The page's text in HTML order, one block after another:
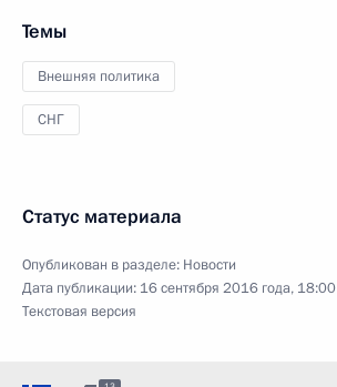
Темы
Внешняя политика
СНГ
Статус материала
Опубликован в разделе: Новости
Дата публикации: 16 сентября 2016 года, 18:00
Текстовая версия